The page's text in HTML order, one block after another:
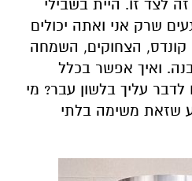
עליך בלשון עבר? מי
שזאת משימה בלתי